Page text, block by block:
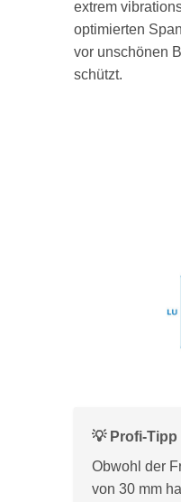
extrem
optimierten
vor unschönen
schützt.
💡 Profi-
Obwohl der
von 30 mm